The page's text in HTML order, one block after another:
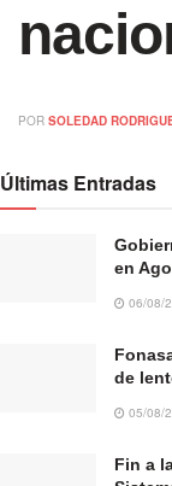
POR SOLEDAD
Últimas Entradas
en
06/08/
de
05/08/
Fin a